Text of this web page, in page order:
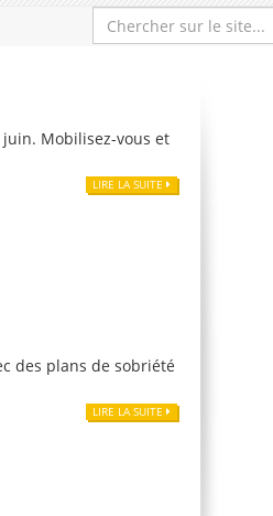
Mobilisez-vous et
LIRE LA SUITE
des plans de sobriété
LIRE LA SUITE